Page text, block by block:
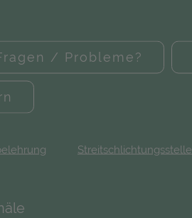
/ Probleme?
Streitschlichtungsstelle